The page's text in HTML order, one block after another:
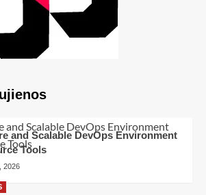
and Scalable DevOps Environment
Tools
2026